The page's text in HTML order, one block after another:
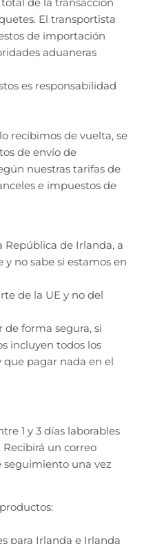
El transportista
de importación
aduaneras
es responsabilidad
recibimos de vuelta, se
de envío de
nuestras tarifas de
e impuestos de
República de Irlanda, a
no sabe si estamos en
de la UE y no del
de forma segura, si
incluyen todos los
que pagar nada en el
1 y 3 días laborables
un correo
una vez
para Irlanda e Irlanda